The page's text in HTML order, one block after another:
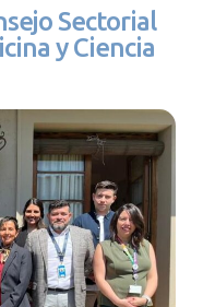
Sectorial
y Ciencia